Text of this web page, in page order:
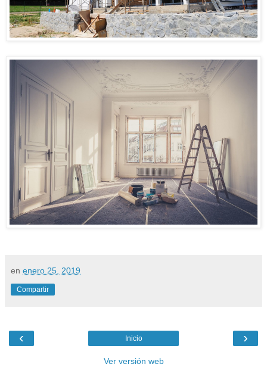
en enero 25, 2019
Compartir
‹ ›
Inicio
Ver versión web